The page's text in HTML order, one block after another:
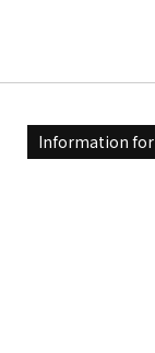
Information for